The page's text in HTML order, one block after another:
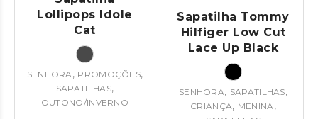
Lollipops Idole
Cat
SENHORA, PROMOÇÕES,
SAPATILHAS,
OUTONO/INVERNO
Sapatilha Tommy
Hilfiger Low Cut
Lace Up Black
SENHORA, SAPATILHAS,
CRIANÇA, MENINA,